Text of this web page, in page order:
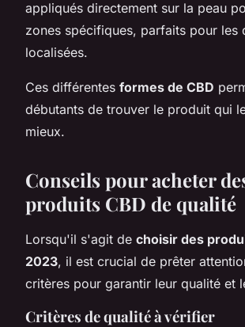
appliqués directement sur la peau
zones spécifiques, parfaits pour les
localisées.
Ces différentes formes de CBD
débutants de trouver le produit qui
mieux.
Conseils pour acheter
produits CBD de qualité
Lorsqu'il s'agit de choisir des
2023, il est crucial de prêter
critères pour garantir leur qualité et
Critères de qualité à vérifier